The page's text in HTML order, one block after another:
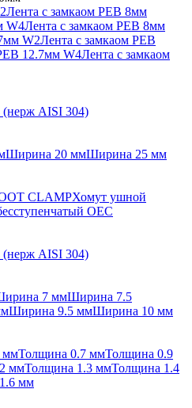
Лента с замкаом PEB 8мм
W4Лента с замкаом PEB 8мм
W2Лента с замкаом PEB
12.7мм W4Лента с замкаом
(нерж AISI 304)
Ширина 20 ммШирина 25 мм
CLAMPХомут ушной
OEC
(нерж AISI 304)
7 ммШирина 7.5
Ширина 9.5 ммШирина 10 мм
ммТолщина 0.7 ммТолщина 0.9
ммТолщина 1.3 ммТолщина 1.4
мм